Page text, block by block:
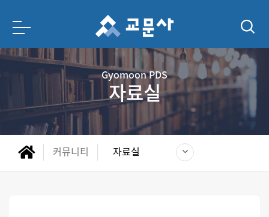
Gyomoon PDS
자료실
커뮤니티 자료실